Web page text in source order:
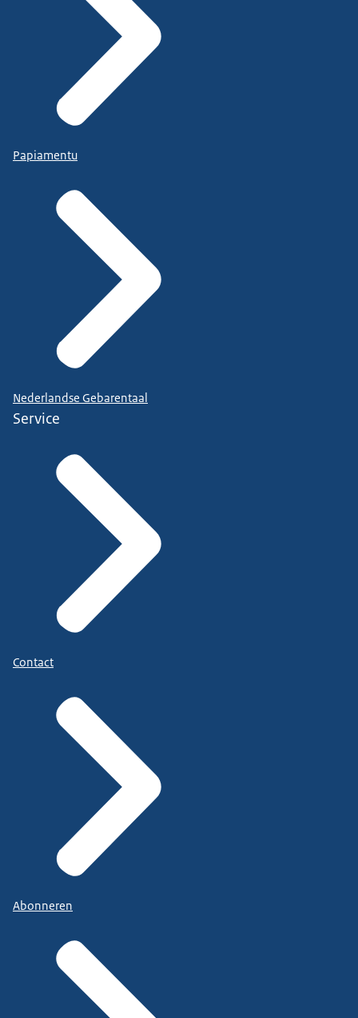
Papiamentu
Nederlandse Gebarentaal
Service
Contact
Abonneren